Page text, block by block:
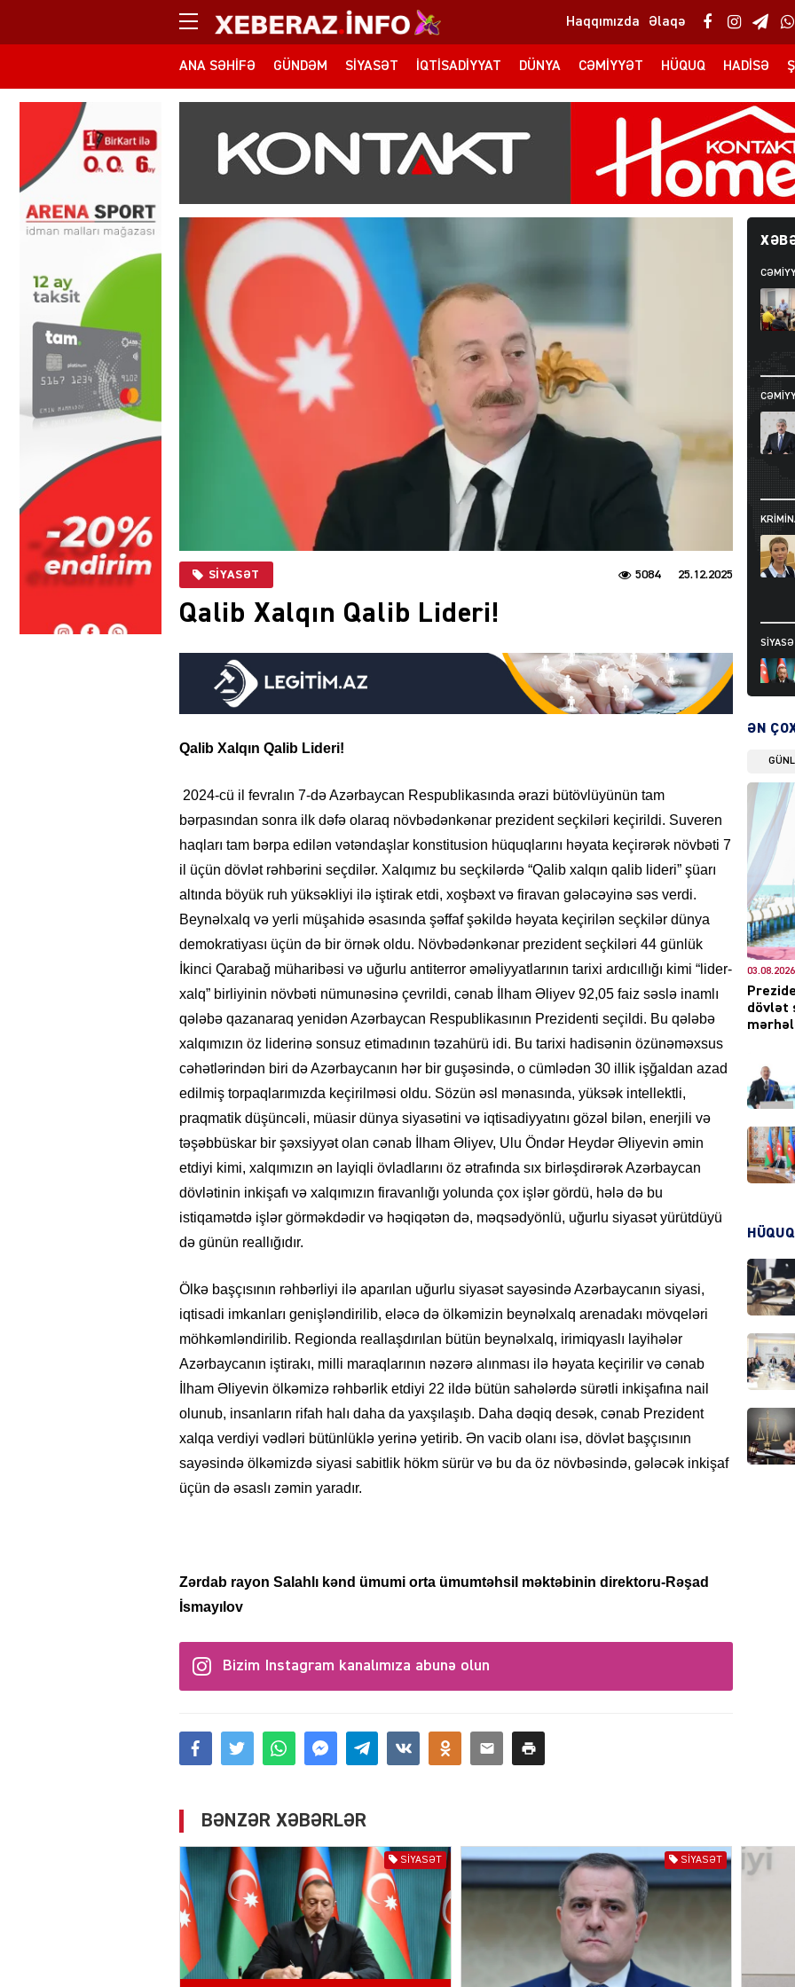
Haqqımızda Əlaqə
ANA SƏHIFƏ GÜNDƏM SIYASƏT İQTISADIYYAT DÜNYA CƏMIYYƏT HÜQUQ HADISƏ
SIYASƏT 25.12.2025
5084
Qalib Xalqın Qalib Lideri!
Qalib Xalqın Qalib Lideri!
2024-cü il fevralın 7-də Azərbaycan Respublikasında ərazi bütövlüyünün tam
bərpasından sonra ilk dəfə olaraq növbədənkənar prezident seçkiləri keçirildi. Suveren
haqları tam bərpa edilən vətəndaşlar konstitusion hüquqlarını həyata keçirərək növbəti 7
il üçün dövlət rəhbərini seçdilər. Xalqımız bu seçkilərdə “Qalib xalqın qalib lideri” şüarı
altında böyük ruh yüksəkliyi ilə iştirak etdi, xoşbəxt və firavan gələcəyinə səs verdi.
Beynəlxalq və yerli müşahidə əsasında şəffaf şəkildə həyata keçirilən seçkilər dünya
demokratiyası üçün də bir örnək oldu. Növbədənkənar prezident seçkiləri 44 günlük
İkinci Qarabağ müharibəsi və uğurlu antiterror əməliyyatlarının tarixi ardıcıllığı kimi “lider-
xalq” birliyinin növbəti nümunəsinə çevrildi, cənab İlham Əliyev 92,05 faiz səslə inamlı
qələbə qazanaraq yenidən Azərbaycan Respublikasının Prezidenti seçildi. Bu qələbə
xalqımızın öz liderinə sonsuz etimadının təzahürü idi. Bu tarixi hadisənin özünəməxsus
cəhətlərindən biri də Azərbaycanın hər bir guşəsində, o cümlədən 30 illik işğaldan azad
edilmiş torpaqlarımızda keçirilməsi oldu. Sözün əsl mənasında, yüksək intellektli,
praqmatik düşüncəli, müasir dünya siyasətini və iqtisadiyyatını gözəl bilən, enerjili və
təşəbbüskar bir şəxsiyyət olan cənab İlham Əliyev, Ulu Öndər Heydər Əliyevin əmin
etdiyi kimi, xalqımızın ən layiqli övladlarını öz ətrafında sıx birləşdirərək Azərbaycan
dövlətinin inkişafı və xalqımızın firavanlığı yolunda çox işlər gördü, hələ də bu
istiqamətdə işlər görməkdədir və həqiqətən də, məqsədyönlü, uğurlu siyasət yürütdüyü
də günün reallığıdır.
Ölkə başçısının rəhbərliyi ilə aparılan uğurlu siyasət sayəsində Azərbaycanın siyasi,
iqtisadi imkanları genişləndirilib, eləcə də ölkəmizin beynəlxalq arenadakı mövqeləri
möhkəmləndirilib. Regionda reallaşdırılan bütün beynəlxalq, irimiqyaslı layihələr
Azərbaycanın iştirakı, milli maraqlarının nəzərə alınması ilə həyata keçirilir və cənab
İlham Əliyevin ölkəmizə rəhbərlik etdiyi 22 ildə bütün sahələrdə sürətli inkişafına nail
olunub, insanların rifah halı daha da yaxşılaşıb. Daha dəqiq desək, cənab Prezident
xalqa verdiyi vədləri bütünlüklə yerinə yetirib. Ən vacib olanı isə, dövlət başçısının
sayəsində ölkəmizdə siyasi sabitlik hökm sürür və bu da öz növbəsində, gələcək inkişaf
üçün də əsaslı zəmin yaradır.
Zərdab rayon Salahlı kənd ümumi orta ümumtəhsil məktəbinin direktoru-Rəşad
İsmayılov
Bizim Instagram kanalımıza abunə olun
DÜNYA
DÜNYA
XARİCİ
HADISƏ
DÜNYA
ƏN
03.08.2026
dövlət
HÜQUQ
BƏNZƏR XƏBƏRLƏR
SIYASƏT SIYASƏT